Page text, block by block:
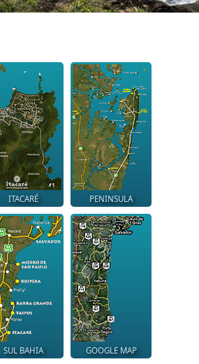
ITACARÉ PENINSULA
SUL BAHIA GOOGLE MAP